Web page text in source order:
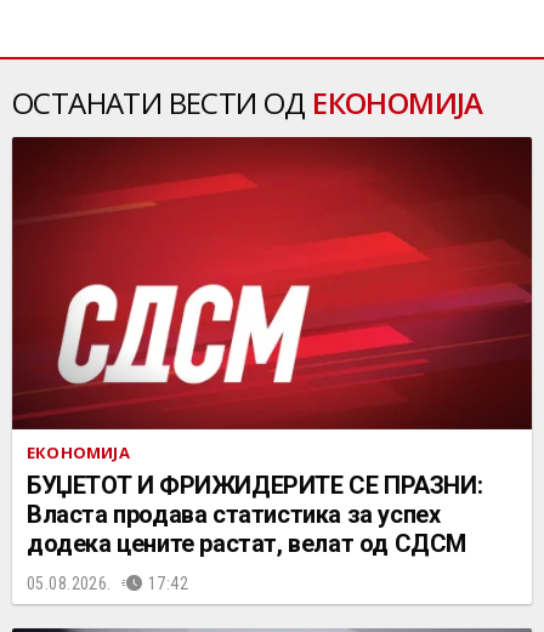
ОСТАНАТИ ВЕСТИ ОД ЕКОНОМИЈА
ЕКОНОМИЈА
БУЏЕТОТ И ФРИЖИДЕРИТЕ СЕ ПРАЗНИ:
Власта продава статистика за успех
додека цените растат, велат од СДСМ
05.08.2026. 17:42